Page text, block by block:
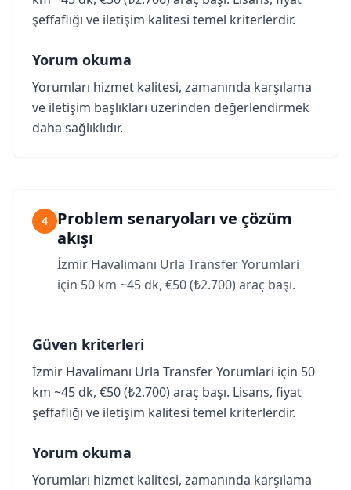
şeffaflığı ve iletişim kalitesi temel kriterlerdir.
Yorum okuma
Yorumları hizmet kalitesi, zamanında karşılama
ve iletişim başlıkları üzerinden değerlendirmek
daha sağlıklıdır.
4
Problem senaryoları ve çözüm
akışı
İzmir Havalimanı Urla Transfer Yorumlari
için 50 km ~45 dk, €50 (₺2.700) araç başı.
Güven kriterleri
İzmir Havalimanı Urla Transfer Yorumlari için 50
km ~45 dk, €50 (₺2.700) araç başı. Lisans, fiyat
şeffaflığı ve iletişim kalitesi temel kriterlerdir.
Yorum okuma
Yorumları hizmet kalitesi, zamanında karşılama